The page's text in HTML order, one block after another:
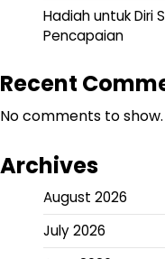
Hadiah untuk Diri
Pencapaian
Recent
No comments to show.
Archives
August 2026
July 2026